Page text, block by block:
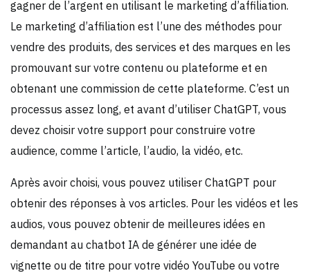
gagner de l’argent en utilisant le marketing d’affiliation.
Le marketing d’affiliation est l’une des méthodes pour
vendre des produits, des services et des marques en les
promouvant sur votre contenu ou plateforme et en
obtenant une commission de cette plateforme. C’est un
processus assez long, et avant d’utiliser ChatGPT, vous
devez choisir votre support pour construire votre
audience, comme l’article, l’audio, la vidéo, etc.
Après avoir choisi, vous pouvez utiliser ChatGPT pour
obtenir des réponses à vos articles. Pour les vidéos et les
audios, vous pouvez obtenir de meilleures idées en
demandant au chatbot IA de générer une idée de
vignette ou de titre pour votre vidéo YouTube ou votre